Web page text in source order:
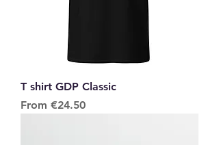
T shirt GDP Classic
From €24.50
Sale Price